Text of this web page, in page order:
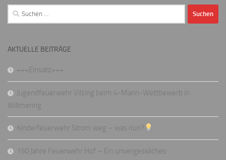
Suchen
nach:
AKTUELLE BEITRÄGE
+++Einsatz+++
Jugendfeuerwehr Vilzing beim 4-Mann-Wettbewerb in
Willmering
Kinderfeuerwehr Strom weg – was nun?
150 Jahre Feuerwehr Hof – Ein unvergessliches